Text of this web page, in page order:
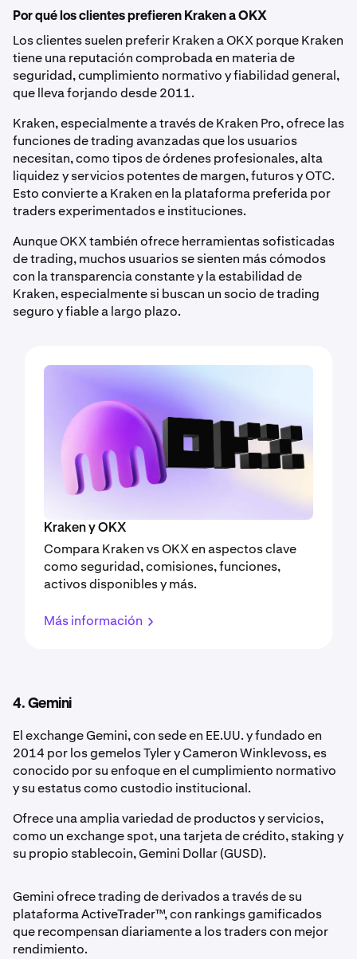
Por qué los clientes prefieren Kraken a OKX
Los clientes suelen preferir Kraken a OKX porque Kraken
tiene una reputación comprobada en materia de
seguridad, cumplimiento normativo y fiabilidad general,
que lleva forjando desde 2011.
Kraken, especialmente a través de Kraken Pro, ofrece las
funciones de trading avanzadas que los usuarios
necesitan, como tipos de órdenes profesionales, alta
liquidez y servicios potentes de margen, futuros y OTC.
Esto convierte a Kraken en la plataforma preferida por
traders experimentados e instituciones.
Aunque OKX también ofrece herramientas sofisticadas
de trading, muchos usuarios se sienten más cómodos
con la transparencia constante y la estabilidad de
Kraken, especialmente si buscan un socio de trading
seguro y fiable a largo plazo.
Kraken y OKX
Compara Kraken vs OKX en aspectos clave
como seguridad, comisiones, funciones,
activos disponibles y más.
Más información
4. Gemini
El exchange Gemini, con sede en EE.UU. y fundado en
2014 por los gemelos Tyler y Cameron Winklevoss, es
conocido por su enfoque en el cumplimiento normativo
y su estatus como custodio institucional.
Ofrece una amplia variedad de productos y servicios,
como un exchange spot, una tarjeta de crédito, staking y
su propio stablecoin, Gemini Dollar (GUSD).
Gemini ofrece trading de derivados a través de su
plataforma ActiveTrader™, con rankings gamificados
que recompensan diariamente a los traders con mejor
rendimiento.